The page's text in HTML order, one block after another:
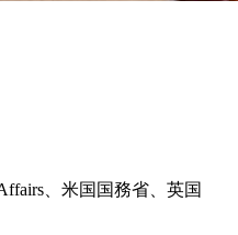
、米国国務省、英国